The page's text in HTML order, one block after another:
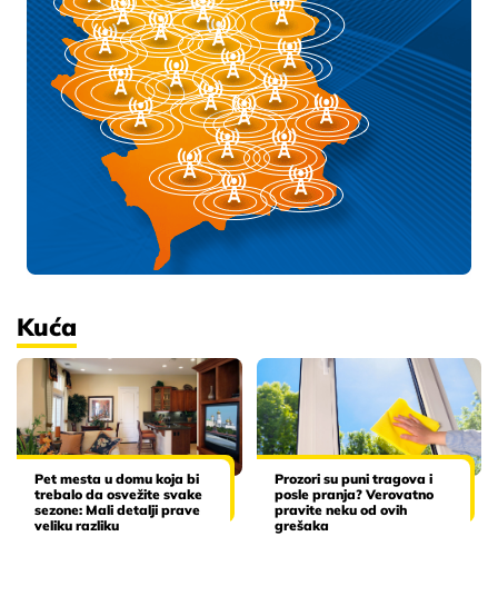
Kuća
Pet mesta u domu koja bi
trebalo da osvežite svake
sezone: Mali detalji prave
veliku razliku
Prozori su puni tragova i
posle pranja? Verovatno
pravite neku od ovih
grešaka